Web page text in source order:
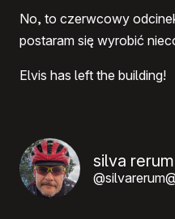
No, to czerwcowy
postaram się wyrobić
Elvis has left the building!
silva rerum